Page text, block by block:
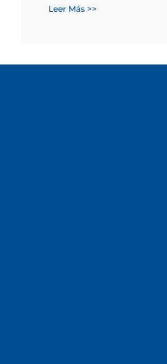
Leer Más >>